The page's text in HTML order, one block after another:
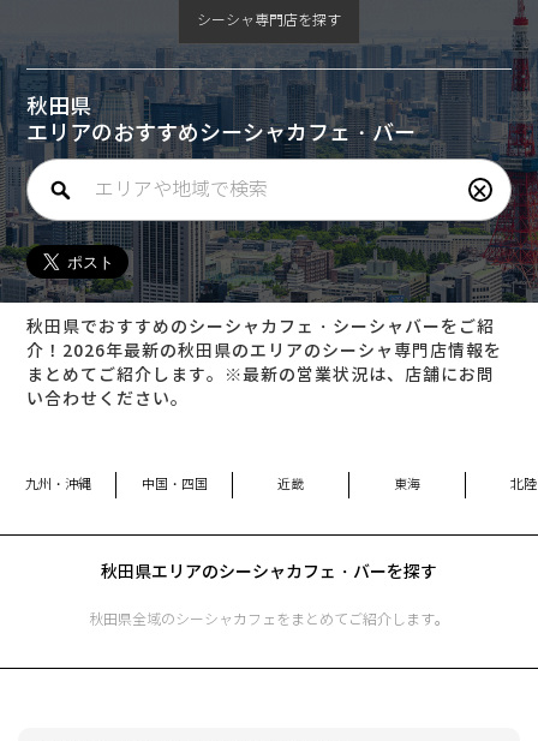
シーシャ専門店を探す
秋田県
エリアのおすすめシーシャカフェ・バー
×
秋田県でおすすめのシーシャカフェ・シーシャバーをご紹
介！2026年最新の秋田県のエリアのシーシャ専門店情報を
まとめてご紹介します。※最新の営業状況は、店舗にお問
い合わせください。
九州・沖縄 中国・四国 近畿 東海 北陸
秋田県エリアのシーシャカフェ・バーを探す
秋田県全域のシーシャカフェをまとめてご紹介します。